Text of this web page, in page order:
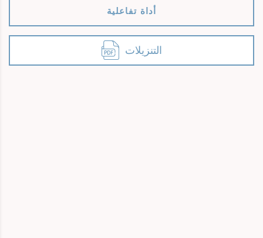
أداة تفاعلية
التنزيلات